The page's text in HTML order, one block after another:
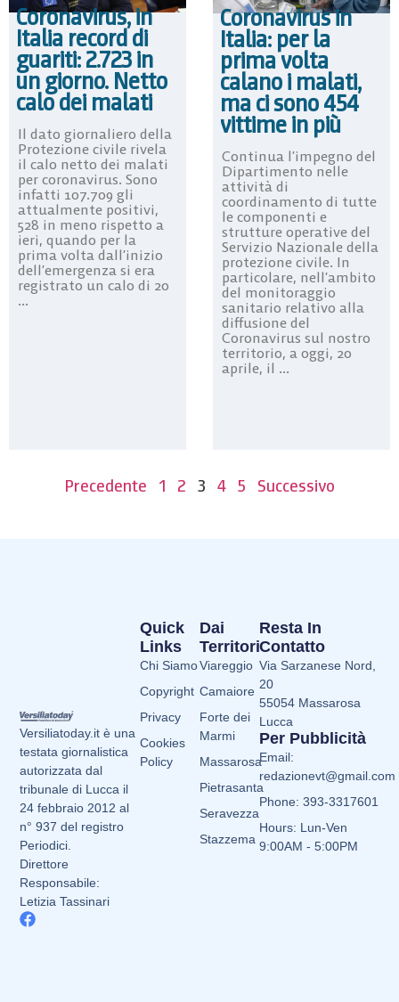
Coronavirus, in
Italia record di
guariti: 2.723 in
un giorno. Netto
calo dei malati
Il dato giornaliero della
Protezione civile rivela
il calo netto dei malati
per coronavirus. Sono
infatti 107.709 gli
attualmente positivi,
528 in meno rispetto a
ieri, quando per la
prima volta dall’inizio
dell’emergenza si era
registrato un calo di 20
...
Coronavirus in
Italia: per la
prima volta
calano i malati,
ma ci sono 454
vittime in più
Continua l’impegno del
Dipartimento nelle
attività di
coordinamento di tutte
le componenti e
strutture operative del
Servizio Nazionale della
protezione civile. In
particolare, nell’ambito
del monitoraggio
sanitario relativo alla
diffusione del
Coronavirus sul nostro
territorio, a oggi, 20
aprile, il ...
Precedente 1 2 3 4 5 Successivo
Versiliatoday.it è una
testata giornalistica
autorizzata dal
tribunale di Lucca il
24 febbraio 2012 al
n° 937 del registro
Periodici.
Direttore
Responsabile:
Letizia Tassinari
Dai
Territori
Viareggio
Camaiore
Forte dei
Marmi
Massarosa
Pietrasanta
Seravezza
Stazzema
Quick
Links
Chi Siamo
Copyright
Privacy
Cookies
Policy
Resta In
Contatto
Via Sarzanese Nord,
20
55054 Massarosa
Lucca
Per Pubblicità
Email:
redazionevt@gmail.com
Phone: 393-3317601
Hours: Lun-Ven
9:00AM - 5:00PM